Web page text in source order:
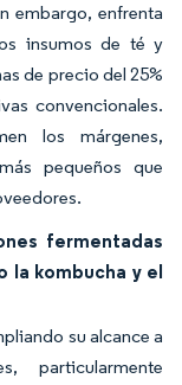
embargo, enfrenta
insumos de té y
de precio del 25%
convencionales.
los márgenes,
pequeños que
fermentadas
la kombucha y el
su alcance a
particularmente